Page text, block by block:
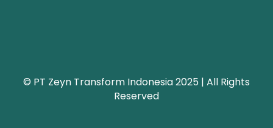
© PT Zeyn Transform Indonesia 2025 | All Rights
Reserved